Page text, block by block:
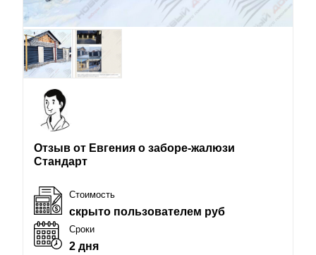
Отзыв от Евгения о заборе-жалюзи
Стандарт
Стоимость
скрыто пользователем руб
Сроки
2 дня